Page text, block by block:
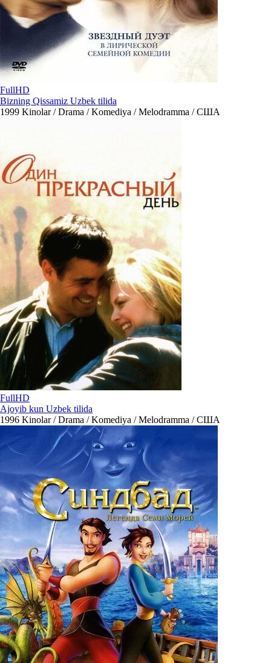
FullHD
Bizning Qissamiz Uzbek tilida
1999 Kinolar / Drama / Komediya / Melodramma / США
FullHD
Ajoyib kun Uzbek tilida
1996 Kinolar / Drama / Komediya / Melodramma / США